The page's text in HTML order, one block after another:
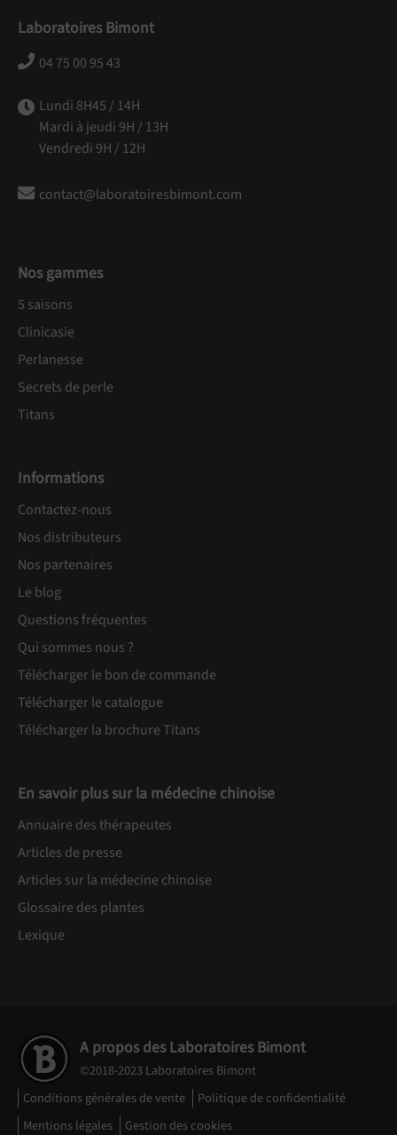
Laboratoires Bimont
04 75 00 95 43
Lundi 8H45 / 14H
Mardi à jeudi 9H / 13H
Vendredi 9H / 12H
contact@laboratoiresbimont.com
Nos gammes
5 saisons
Clinicasie
Perlanesse
Secrets de perle
Titans
Informations
Contactez-nous
Nos distributeurs
Nos partenaires
Le blog
Questions fréquentes
Qui sommes nous ?
Télécharger le bon de commande
Télécharger le catalogue
Télécharger la brochure Titans
En savoir plus sur la médecine chinoise
Annuaire des thérapeutes
Articles de presse
Articles sur la médecine chinoise
Glossaire des plantes
Lexique
A propos des Laboratoires Bimont
©2018-2023 Laboratoires Bimont
Conditions générales de vente
Politique de confidentialité
Mentions légales
Gestion des cookies